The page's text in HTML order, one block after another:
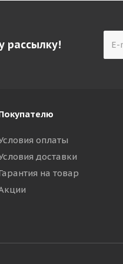
рассылку!
оплаты
доставки
на товар